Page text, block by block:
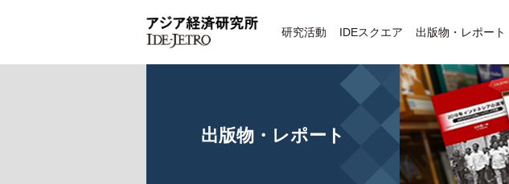
研究活動 IDEスクエア 出版物・レポート
出版物・レポート